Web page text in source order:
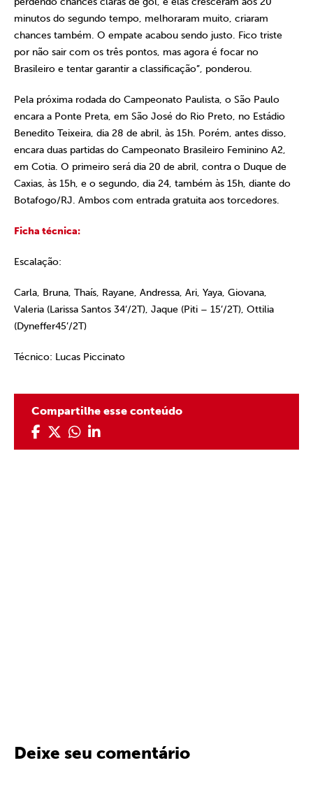
minutos do segundo tempo, melhoraram muito, criaram
chances também. O empate acabou sendo justo. Fico triste
por não sair com os três pontos, mas agora é focar no
Brasileiro e tentar garantir a classificação”, ponderou.
Pela próxima rodada do Campeonato Paulista, o São Paulo
encara a Ponte Preta, em São José do Rio Preto, no Estádio
Benedito Teixeira, dia 28 de abril, às 15h. Porém, antes disso,
encara duas partidas do Campeonato Brasileiro Feminino A2,
em Cotia. O primeiro será dia 20 de abril, contra o Duque de
Caxias, às 15h, e o segundo, dia 24, também às 15h, diante do
Botafogo/RJ. Ambos com entrada gratuita aos torcedores.
Ficha técnica:
Escalação:
Carla, Bruna, Thaís, Rayane, Andressa, Ari, Yaya, Giovana,
Valeria (Larissa Santos 34’/2T), Jaque (Piti – 15’/2T), Ottilia
(Dyneffer45’/2T)
Técnico: Lucas Piccinato
Compartilhe esse conteúdo
Deixe seu comentário